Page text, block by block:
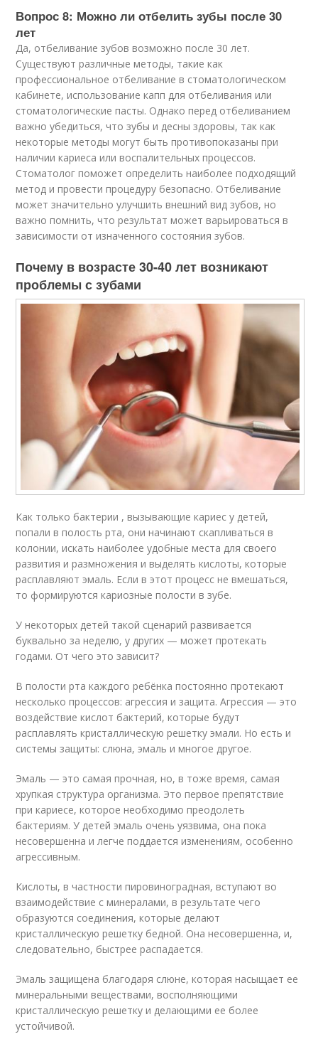
Вопрос 8: Можно ли отбелить зубы после 30
лет
Да, отбеливание зубов возможно после 30 лет.
Существуют различные методы, такие как
профессиональное отбеливание в стоматологическом
кабинете, использование капп для отбеливания или
стоматологические пасты. Однако перед отбеливанием
важно убедиться, что зубы и десны здоровы, так как
некоторые методы могут быть противопоказаны при
наличии кариеса или воспалительных процессов.
Стоматолог поможет определить наиболее подходящий
метод и провести процедуру безопасно. Отбеливание
может значительно улучшить внешний вид зубов, но
важно помнить, что результат может варьироваться в
зависимости от изначенного состояния зубов.
Почему в возрасте 30-40 лет возникают
проблемы с зубами
Как только бактерии , вызывающие кариес у детей,
попали в полость рта, они начинают скапливаться в
колонии, искать наиболее удобные места для своего
развития и размножения и выделять кислоты, которые
расплавляют эмаль. Если в этот процесс не вмешаться,
то формируются кариозные полости в зубе.
У некоторых детей такой сценарий развивается
буквально за неделю, у других — может протекать
годами. От чего это зависит?
В полости рта каждого ребёнка постоянно протекают
несколько процессов: агрессия и защита. Агрессия — это
воздействие кислот бактерий, которые будут
расплавлять кристаллическую решетку эмали. Но есть и
системы защиты: слюна, эмаль и многое другое.
Эмаль — это самая прочная, но, в тоже время, самая
хрупкая структура организма. Это первое препятствие
при кариесе, которое необходимо преодолеть
бактериям. У детей эмаль очень уязвима, она пока
несовершенна и легче поддается изменениям, особенно
агрессивным.
Кислоты, в частности пировиноградная, вступают во
взаимодействие с минералами, в результате чего
образуются соединения, которые делают
кристаллическую решетку бедной. Она несовершенна, и,
следовательно, быстрее распадается.
Эмаль защищена благодаря слюне, которая насыщает ее
минеральными веществами, восполняющими
кристаллическую решетку и делающими ее более
устойчивой.